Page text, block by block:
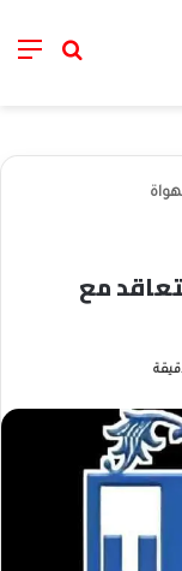
خانة
مع